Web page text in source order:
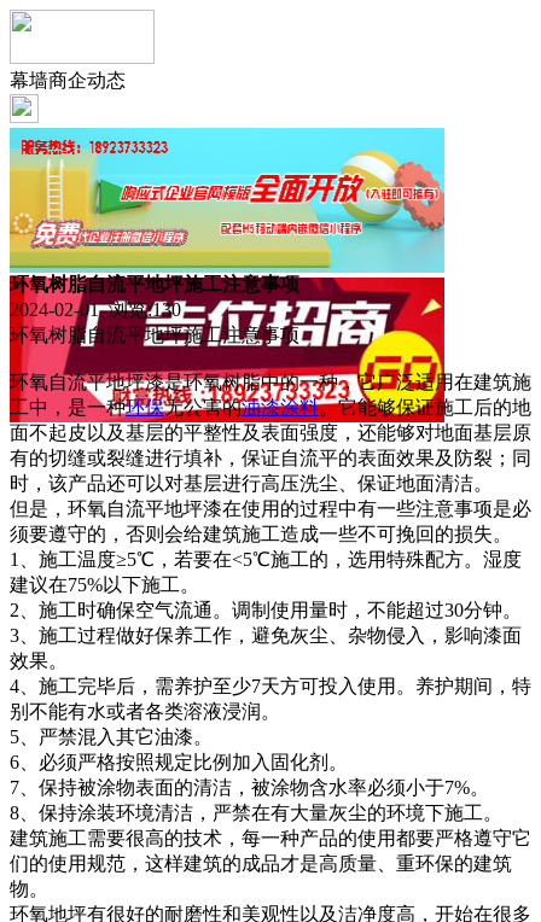
幕墙商企动态
环氧树脂自流平地坪施工注意事项
2024-02-01 浏览:130
环氧树脂自流平地坪施工注意事项
环氧自流平地坪漆是环氧树脂中的一种，它广泛适用在建筑施
工中，是一种环保无公害的油漆涂料。它能够保证施工后的地
面不起皮以及基层的平整性及表面强度，还能够对地面基层原
有的切缝或裂缝进行填补，保证自流平的表面效果及防裂；同
时，该产品还可以对基层进行高压洗尘、保证地面清洁。
但是，环氧自流平地坪漆在使用的过程中有一些注意事项是必
须要遵守的，否则会给建筑施工造成一些不可挽回的损失。
1、施工温度≥5℃，若要在<5℃施工的，选用特殊配方。湿度
建议在75%以下施工。
2、施工时确保空气流通。调制使用量时，不能超过30分钟。
3、施工过程做好保养工作，避免灰尘、杂物侵入，影响漆面
效果。
4、施工完毕后，需养护至少7天方可投入使用。养护期间，特
别不能有水或者各类溶液浸润。
5、严禁混入其它油漆。
6、必须严格按照规定比例加入固化剂。
7、保持被涂物表面的清洁，被涂物含水率必须小于7%。
8、保持涂装环境清洁，严禁在有大量灰尘的环境下施工。
建筑施工需要很高的技术，每一种产品的使用都要严格遵守它
们的使用规范，这样建筑的成品才是高质量、重环保的建筑
物。
环氧地坪有很好的耐磨性和美观性以及洁净度高，开始在很多